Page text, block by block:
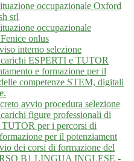
occupazionale Oxford
srl
occupazionale
onlus
interno selezione
ESPERTI e TUTOR
e formazione per il
competenze STEM, digitali
avvio procedura selezione
figure professionali di
per i percorsi di
per il potenziament
dei corsi di formazione del
B1 LINGUA INGLESE -